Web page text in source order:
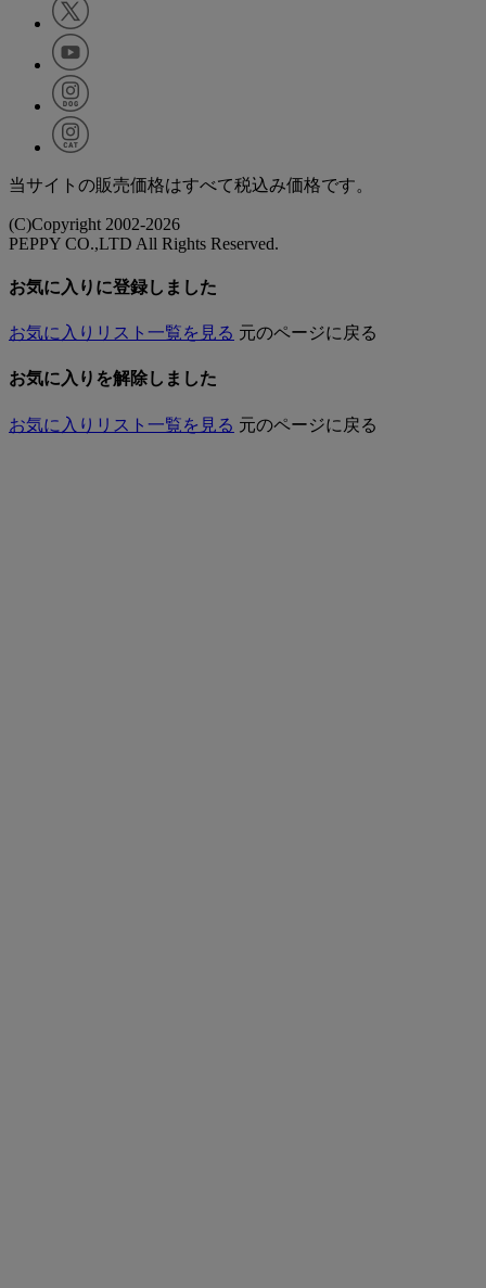
当サイトの販売価格はすべて税込み価格です。
(C)Copyright 2002-2026
PEPPY CO.,LTD All Rights Reserved.
お気に入りに登録しました
お気に入りリスト一覧を見る 元のページに戻る
お気に入りを解除しました
お気に入りリスト一覧を見る 元のページに戻る